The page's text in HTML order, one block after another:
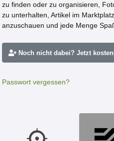
zu finden oder zu organisieren,
zu unterhalten, Artikel im
anzuschauen und jede Menge
Noch nicht dabei? Jetzt
Passwort vergessen?